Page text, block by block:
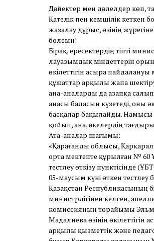
Дәйектер мен дәлелдер көп,
Қателік пен кемшілік кеткен
жазалау дұрыс, өзінің
болсын!
Бірақ, ересектердің тіпті
лауазымдық міндеттерін
өкілеттігін асыра
құжаттар арқылы жапа
ана-аналарды да азапқа салып
анасы баласын күзетеді, оны
басқалар бақылайды. Намысы
қойып, ана, әкелердің
Ата-аналар шағымы:
«Қарағанды облысы,
орта мектепте құрылған № 60
тестлеу өткізу пунктісінде
05-маусым күні өткен
Қазақстан Республикасының
министрлігінен келген,
комиссияның төрайымы
Мадалиева өзінің өкілеттігін
арқылы қызметтік және